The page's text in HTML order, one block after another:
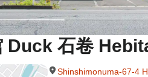
Duck 石卷
Shinshimonuma-67-4